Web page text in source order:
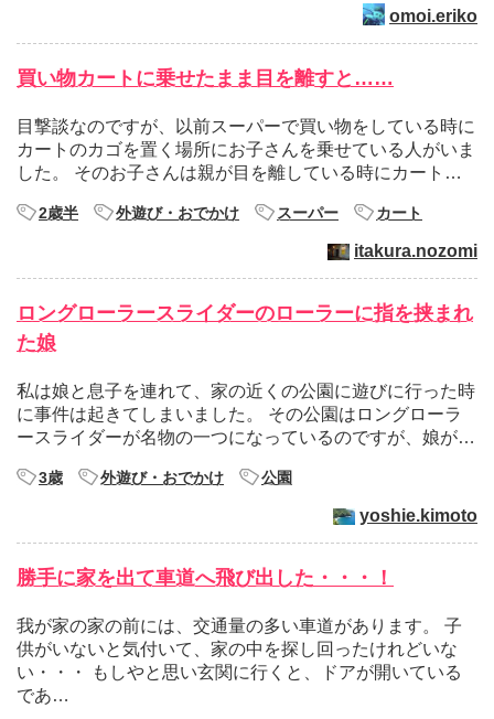
omoi.eriko
買い物カートに乗せたまま目を離すと……
目撃談なのですが、以前スーパーで買い物をしている時に
カートのカゴを置く場所にお子さんを乗せている人がいま
した。 そのお子さんは親が目を離している時にカート…
2歳半 外遊び・おでかけ スーパー カート
itakura.nozomi
ロングローラースライダーのローラーに指を挟まれ
た娘
私は娘と息子を連れて、家の近くの公園に遊びに行った時
に事件は起きてしまいました。 その公園はロングローラ
ースライダーが名物の一つになっているのですが、娘が…
3歳 外遊び・おでかけ 公園
yoshie.kimoto
勝手に家を出て車道へ飛び出した・・・！
我が家の家の前には、交通量の多い車道があります。 子
供がいないと気付いて、家の中を探し回ったけれどいな
い・・・ もしやと思い玄関に行くと、ドアが開いている
であ…